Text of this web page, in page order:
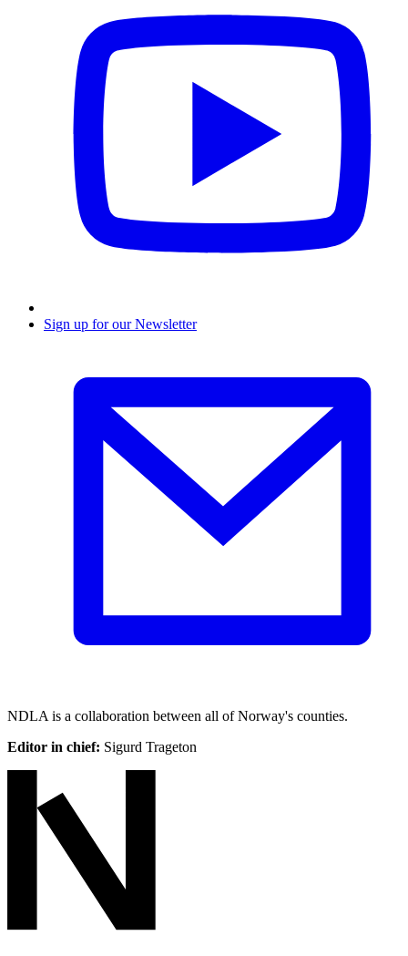
Sign up for our Newsletter
NDLA is a collaboration between all of Norway's counties.
Editor in chief: Sigurd Trageton